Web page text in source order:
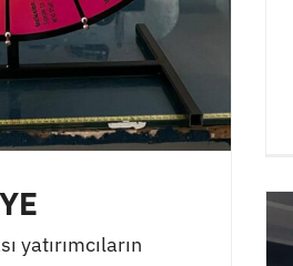
yatırımcıların